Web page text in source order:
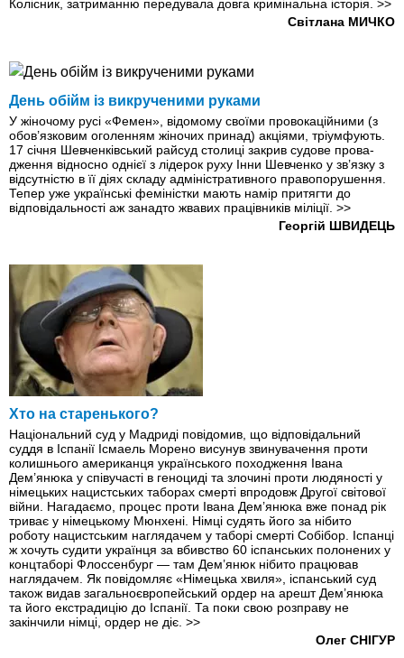
Колісник, затриманню передувала довга кримінальна історія. >>
Світлана МИЧКО
День обійм iз викрученими руками
У жіночому русі «Фемен», відомому своїми провокаційними (з
обов’язковим оголенням жіночих принад) акціями, тріумфують.
17 січня Шевченківський райсуд столиці закрив судове прова­
дження відносно однієї з лідерок руху Інни Шевченко у зв’язку з
відсутністю в її діях складу адміністративного правопорушення.
Тепер уже українські феміністки мають намір притягти до
відповідальності аж занадто жвавих працівників міліції. >>
Георгій ШВИДЕЦЬ
Хто на старенького?
Національний суд у Мадриді повідомив, що відповідальний
суддя в Іспанії Ісмаель Морено висунув звинувачення проти
колишнього американця українського походження Івана
Дем’янюка у співучасті в геноциді та злочині проти людяності у
німецьких нацистських таборах смерті впродовж Другої світової
війни. Нагадаємо, процес проти Івана Дем’янюка вже понад рік
триває у німецькому Мюнхені. Німці судять його за нібито
роботу нацистським наглядачем у таборі смерті Собібор. Іспанці
ж хочуть судити українця за вбивство 60 іспанських полонених у
концтаборі Флоссенбург — там Дем’янюк нібито працював
наглядачем. Як повідомляє «Німецька хвиля», іспанський суд
також видав загальноєвропейський ордер на арешт Дем’янюка
та його екстрадицію до Іспанії. Та поки свою розправу не
закінчили німці, ордер не діє. >>
Олег СНІГУР